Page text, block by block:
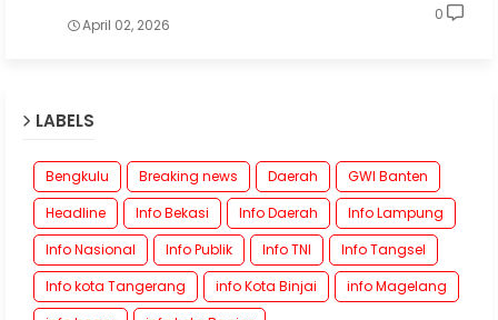
April 02, 2026
0
LABELS
Bengkulu Breaking news Daerah
GWI Banten
Headline
Info Bekasi Info Daerah
Info Lampung
Info Nasional
Info Publik Info TNI
Info Tangsel
Info kota Tangerang
info Kota Binjai
info Magelang